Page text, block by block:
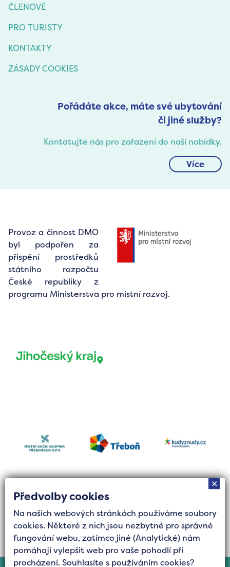
ČLENOVÉ
PRO TURISTY
KONTAKTY
ZÁSADY COOKIES
Pořádáte akce, máte své ubytování
či jiné služby?
Kontatujte nás pro zařazení do naší nabídky.
Více
Provoz a činnost DMO
byl podpořen za
přispění prostředků
státního rozpočtu
České republiky z
programu Ministerstva pro místní rozvoj.
Tvorba stránek byla finančně podpořena Jihočeským
krajem z grantového fondu Podpora cestovního
ruchu.
Předvolby cookies
Na našich webových stránkách používáme soubory
cookies. Některé z nich jsou nezbytné pro správné
fungování webu, zatímco jiné (Analytické) nám
pomáhají vylepšit web pro vaše pohodlí při
procházení. Souhlasíte s používáním cookies?
✕